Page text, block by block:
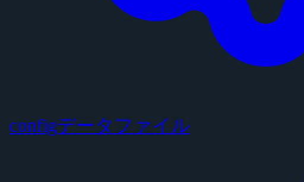
configデータファイル